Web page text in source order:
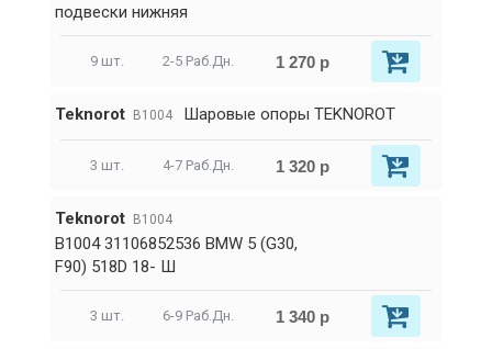
подвески нижняя
9 шт. 2-5 Раб.Дн. 1 270 р
Teknorot B1004 Шаровые опоры TEKNOROT
3 шт. 4-7 Раб.Дн. 1 320 р
Teknorot B1004
B1004 31106852536 BMW 5 (G30,
F90) 518D 18- Ш
3 шт. 6-9 Раб.Дн. 1 340 р